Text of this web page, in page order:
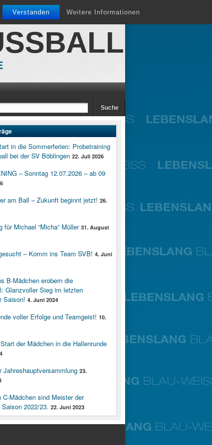
Verstanden Weitere Informationen
in die Sommerferien: Probetraining
bei der SV Böblingen 22. Juli 2026
– Sonntag 12.07.2026 – ab 09
am Ball – Zukunft beginnt jetzt! 26.
für Michael “Micha” Müller 31. August
– Komm ins Team SVB! 4. Juni
B-Mädchen erobern die
Glanzvoller Sieg im letzten
Saison! 4. Juni 2024
voller Erfolge und Teamgeist! 10.
der Mädchen in die Hallenrunde
Jahreshauptversammlung 23.
C-Mädchen sind Meister der
2022/23. 22. Juni 2023